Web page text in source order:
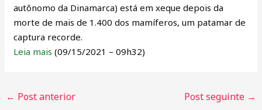
autônomo da Dinamarca) está em xeque depois da
morte de mais de 1.400 dos mamíferos, um patamar de
captura recorde.
Leia mais (09/15/2021 – 09h32)
← Post anterior Post seguinte →